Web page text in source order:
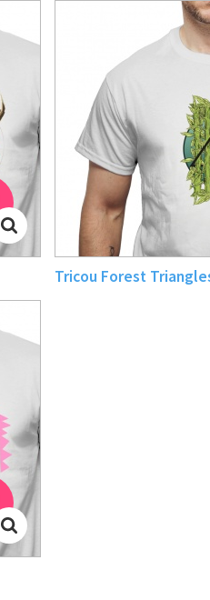
Tricou Forest